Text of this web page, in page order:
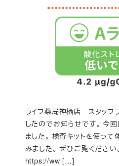
ライフ薬局神栖店 スタッフ
したのでお知らせです。 今回
ました。 検査キットを使っ
みました。 ぜひご覧くださ
https://ww […]